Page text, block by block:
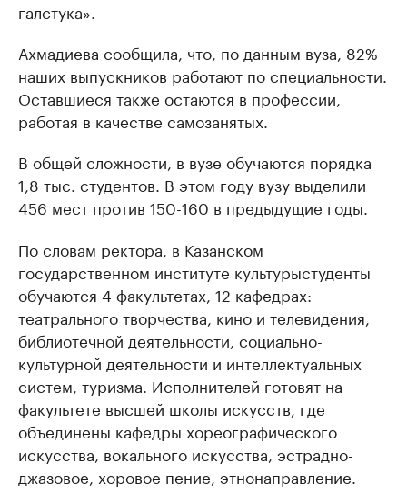
галстука».
Ахмадиева сообщила, что, по данным вуза, 82%
наших выпускников работают по специальности.
Оставшиеся также остаются в профессии,
работая в качестве самозанятых.
В общей сложности, в вузе обучаются порядка
1,8 тыс. студентов. В этом году вузу выделили
456 мест против 150-160 в предыдущие годы.
По словам ректора, в Казанском
государственном институте культурыстуденты
обучаются 4 факультетах, 12 кафедрах:
театрального творчества, кино и телевидения,
библиотечной деятельности, социально-
культурной деятельности и интеллектуальных
систем, туризма. Исполнителей готовят на
факультете высшей школы искусств, где
объединены кафедры хореографического
искусства, вокального искусства, эстрадно-
джазовое, хоровое пение, этнонаправление.